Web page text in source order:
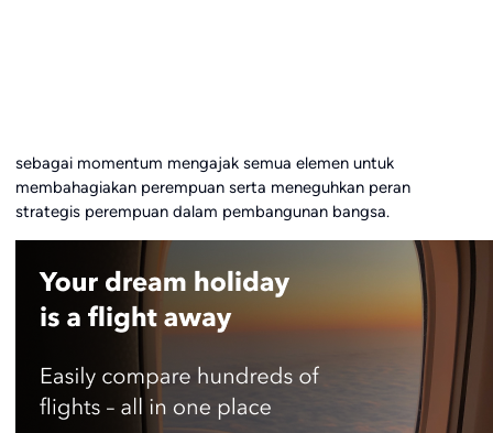
sebagai momentum mengajak semua elemen untuk
membahagiakan perempuan serta meneguhkan peran
strategis perempuan dalam pembangunan bangsa.